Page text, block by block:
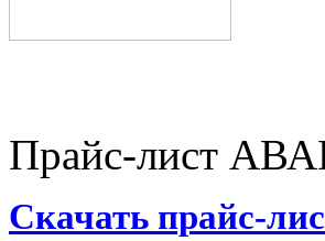
Прайс-лист
Скачать прайс-